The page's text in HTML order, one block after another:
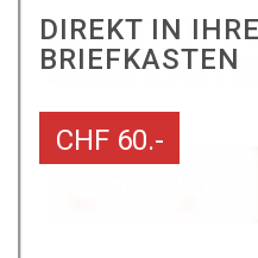
DIREKT IN
BRIEFKASTEN
CHF 60.-